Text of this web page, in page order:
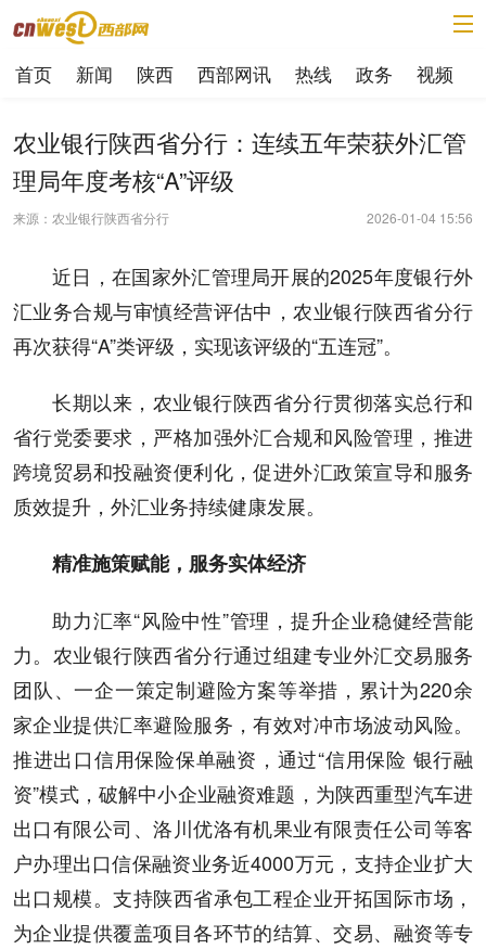
首页 新闻 陕西 西部网讯 热线 政务 视频
农业银行陕西省分行：连续五年荣获外汇管
理局年度考核“A”评级
来源：农业银行陕西省分行 2026-01-04 15:56
近日，在国家外汇管理局开展的2025年度银行外
汇业务合规与审慎经营评估中，农业银行陕西省分行
再次获得“A”类评级，实现该评级的“五连冠”。
长期以来，农业银行陕西省分行贯彻落实总行和
省行党委要求，严格加强外汇合规和风险管理，推进
跨境贸易和投融资便利化，促进外汇政策宣导和服务
质效提升，外汇业务持续健康发展。
精准施策赋能，服务实体经济
助力汇率“风险中性”管理，提升企业稳健经营能
力。农业银行陕西省分行通过组建专业外汇交易服务
团队、一企一策定制避险方案等举措，累计为220余
家企业提供汇率避险服务，有效对冲市场波动风险。
推进出口信用保险保单融资，通过“信用保险 银行融
资”模式，破解中小企业融资难题，为陕西重型汽车进
出口有限公司、洛川优洛有机果业有限责任公司等客
户办理出口信保融资业务近4000万元，支持企业扩大
出口规模。支持陕西省承包工程企业开拓国际市场，
为企业提供覆盖项目各环节的结算、交易、融资等专